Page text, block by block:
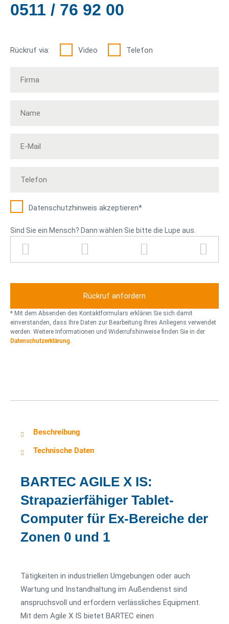
0511 / 76 92 00
Rückruf via: Video Telefon
Datenschutz­hinweis akzeptieren*
Sind Sie ein Mensch? Dann wählen Sie bitte die Lupe aus.
a
n
a
d
e
e
f
o
n
u
e
r
e
* Mit dem Absenden des Kontaktformulars erklären Sie sich damit
einverstanden, dass Ihre Daten zur Bearbeitung Ihres Anliegens verwendet
werden. Weitere Informationen und Widerrufshinweise finden Sie in der
Datenschutzerklärung.
Beschreibung
Technische Daten
BARTEC AGILE X IS:
Strapazierfähiger Tablet-
Computer für Ex-Bereiche der
Zonen 0 und 1
Tätigkeiten in industriellen Umgebungen oder auch
Wartung und Instandhaltung im Außendienst sind
anspruchsvoll und erfordern verlässliches Equipment.
Mit dem Agile X IS bietet BARTEC einen